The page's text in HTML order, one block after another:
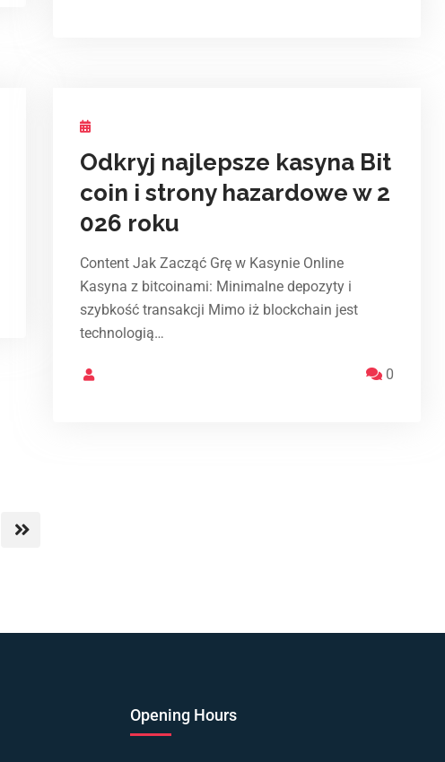
Odkryj najlepsze kasyna Bit
coin i strony hazardowe w 2
026 roku
Content Jak Zacząć Grę w Kasynie Online
Kasyna z bitcoinami: Minimalne depozyty i
szybkość transakcji Mimo iż blockchain jest
technologią…
0
Opening Hours